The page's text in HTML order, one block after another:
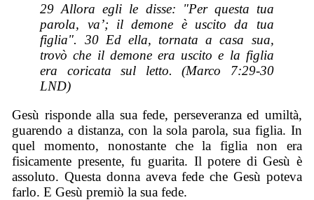
29 Allora egli le disse: "Per questa tua
parola, va’; il demone è uscito da tua
figlia". 30 Ed ella, tornata a casa sua,
trovò che il demone era uscito e la figlia
era coricata sul letto. (Marco 7:29-30
LND)
Gesù risponde alla sua fede, perseveranza ed umiltà,
guarendo a distanza, con la sola parola, sua figlia. In
quel momento, nonostante che la figlia non era
fisicamente presente, fu guarita. Il potere di Gesù è
assoluto. Questa donna aveva fede che Gesù poteva
farlo. E Gesù premiò la sua fede.